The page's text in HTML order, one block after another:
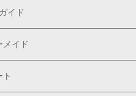
イド
メイド
ト